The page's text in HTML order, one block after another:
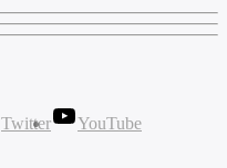
Twitter
YouTube